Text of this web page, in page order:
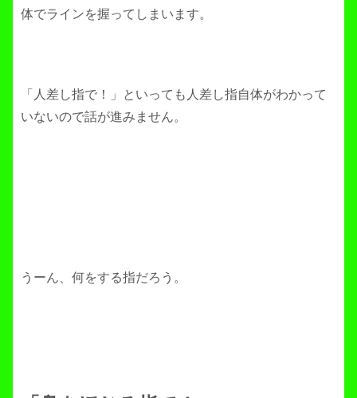
体でラインを握ってしまいます。
「人差し指で！」といっても人差し指自体がわかって
いないので話が進みません。
うーん、何をする指だろう。